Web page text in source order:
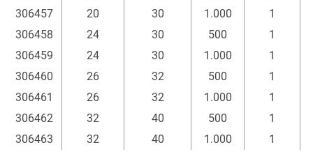
306457
20 30 1.000 1
306458
24 30 500 1
306459
24 30 1.000 1
306460
26 32 500 1
306461
26 32 1.000 1
306462
32 40 500 1
306463
32 40 1.000 1